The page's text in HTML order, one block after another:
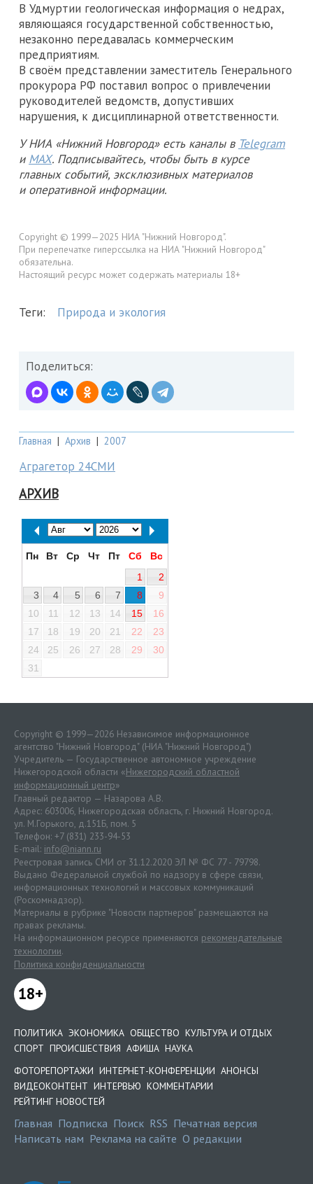
В Удмуртии геологическая информация о недрах,
являющаяся государственной собственностью,
незаконно передавалась коммерческим
предприятиям.
В своём представлении заместитель Генерального
прокурора РФ поставил вопрос о привлечении
руководителей ведомств, допустивших
нарушения, к дисциплинарной ответственности.
У НИА «Нижний Новгород» есть каналы в Telegram
и MAX. Подписывайтесь, чтобы быть в курсе
главных событий, эксклюзивных материалов
и оперативной информации.
Copyright © 1999—2025 НИА "Нижний Новгород".
При перепечатке гиперссылка на НИА "Нижний Новгород"
обязательна.
Настоящий ресурс может содержать материалы 18+
Теги: Природа и экология
Поделиться:
Главная | Архив | 2007
Аграгетор 24СМИ
АРХИВ
Пн Вт Ср Чт Пт Сб
Вс
1
2
3
4 5 6 7 8
9
10
11 12 13 14 15
16
17
18 19 20 21 22
23
24
25 26 27 28 29
30
31
Copyright © 1999—2026 Независимое информационное
агентство "Нижний Новгород" (НИА "Нижний Новгород")
Учредитель — Государственное автономное учреждение
Нижегородской области «Нижегородский областной
информационный центр»
Главный редактор — Назарова А.В.
Адрес: 603006, Нижегородская область, г. Нижний Новгород.
ул. М.Горького, д.151Б, пом. 5
Телефон: +7 (831) 233-94-53
E-mail: info@niann.ru
Реестровая запись СМИ от 31.12.2020 ЭЛ № ФС 77 - 79798.
Выдано Федеральной службой по надзору в сфере связи,
информационных технологий и массовых коммуникаций
(Роскомнадзор).
Материалы в рубрике "Новости партнеров" размещаются на
правах рекламы.
На информационном ресурсе применяются рекомендательные
технологии.
Политика конфиденциальности
18+
ПОЛИТИКА ЭКОНОМИКА ОБЩЕСТВО КУЛЬТУРА И ОТДЫХ
СПОРТ ПРОИСШЕСТВИЯ АФИША НАУКА
ФОТОРЕПОРТАЖИ ИНТЕРНЕТ-КОНФЕРЕНЦИИ АНОНСЫ
ВИДЕОКОНТЕНТ ИНТЕРВЬЮ КОММЕНТАРИИ
РЕЙТИНГ НОВОСТЕЙ
Главная Подписка Поиск RSS Печатная версия
Написать нам Реклама на сайте О редакции